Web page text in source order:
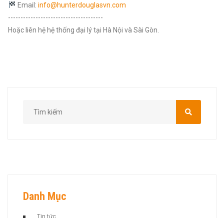
Email: info@hunterdouglasvn.com
--------------------------------------
Hoặc liên hệ hệ thống đại lý tại Hà Nội và Sài Gòn.
Danh Mục
Tin tức